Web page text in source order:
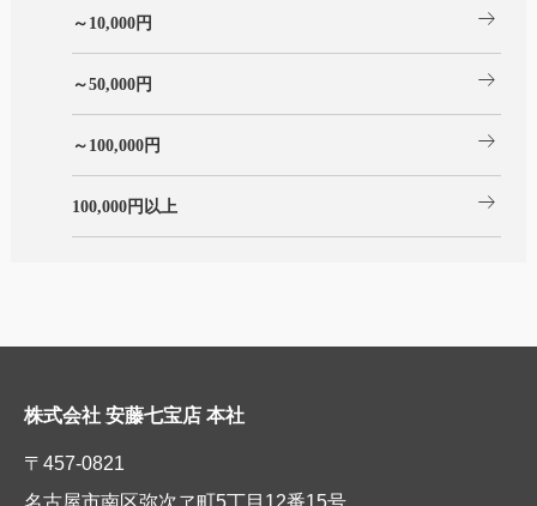
～10,000円 arrow_right_alt
～50,000円 arrow_right_alt
～100,000円 arrow_right_alt
100,000円以上 arrow_right_alt
株式会社 安藤七宝店 本社
〒457-0821